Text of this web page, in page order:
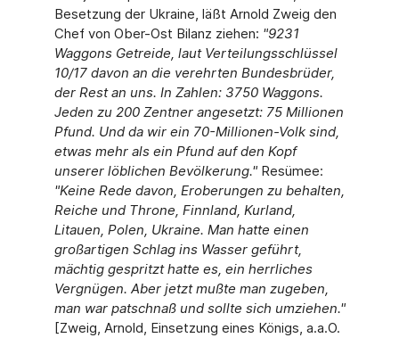
Besetzung der Ukraine, läßt Arnold Zweig den
Chef von Ober-Ost Bilanz ziehen: "9231
Waggons Getreide, laut Verteilungsschlüssel
10/17 davon an die verehrten Bundesbrüder,
der Rest an uns. In Zahlen: 3750 Waggons.
Jeden zu 200 Zentner angesetzt: 75 Millionen
Pfund. Und da wir ein 70-Millionen-Volk sind,
etwas mehr als ein Pfund auf den Kopf
unserer löblichen Bevölkerung." Resümee:
"Keine Rede davon, Eroberungen zu behalten,
Reiche und Throne, Finnland, Kurland,
Litauen, Polen, Ukraine. Man hatte einen
großartigen Schlag ins Wasser geführt,
mächtig gespritzt hatte es, ein herrliches
Vergnügen. Aber jetzt mußte man zugeben,
man war patschnaß und sollte sich umziehen."
[Zweig, Arnold, Einsetzung eines Königs, a.a.O.